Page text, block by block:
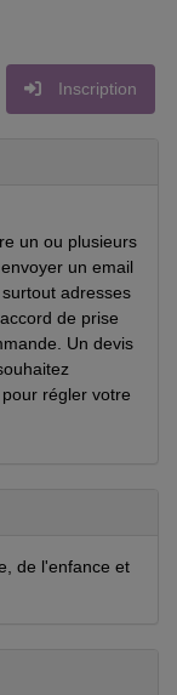
Inscription
un ou plusieurs
un email
adresses
de prise
Un devis
régler votre
de l'enfance et